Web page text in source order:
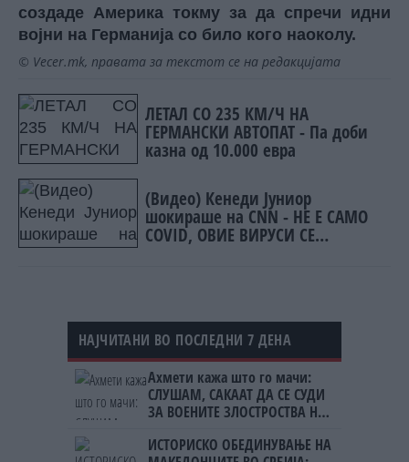
создаде Америка токму за да спречи идни
војни на Германија со било кого наоколу.
© Vecer.mk, правата за текстот се на редакцијата
ЛЕТАЛ СО 235 КМ/Ч НА
ГЕРМАНСКИ АВТОПАТ - Па доби
казна од 10.000 евра
(Видео) Кенеди Јуниор
шокираше на CNN - НЕ Е САМО
COVID, ОВИЕ ВИРУСИ СЕ
ИЗЛЕЗЕНИ ОД ЛАБОРАТОРИЈА
НАЈЧИТАНИ ВО ПОСЛЕДНИ 7 ДЕНА
Ахмети кажа што го мачи:
СЛУШАМ, САКААТ ДА СЕ СУДИ
ЗА ВОЕНИТЕ ЗЛОСТРОСТВА НА
ИСТОРИСКО ОБЕДИНУВАЊЕ НА